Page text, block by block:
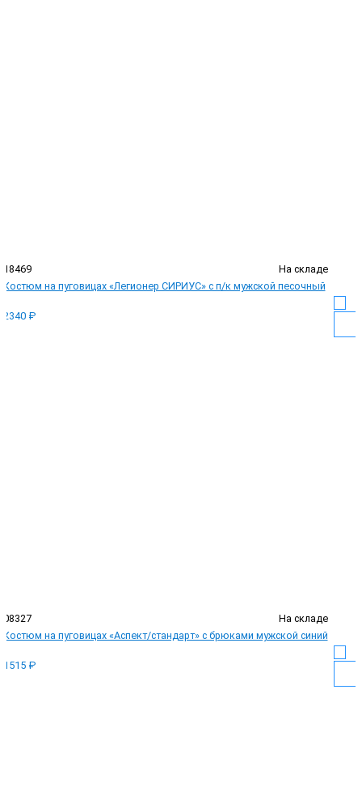
18469
На складе
Костюм на пуговицах «Легионер СИРИУС» с п/к мужской песочный
2340 ₽
08327
На складе
Костюм на пуговицах «Аспект/стандарт» с брюками мужской синий
1515 ₽